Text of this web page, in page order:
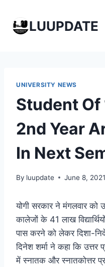
contentLUUPDATE
UNIVERSITY NEWS
Student Of
2nd Year
In Next
By luupdate June 8, 2021
योगी सरकार ने मंगलवार को
कालेजों के 41 लाख
पास करने को लेकर दिशा-
दिनेश शर्मा ने कहा कि उत्तर
में स्नातक और स्नातकोत्तर